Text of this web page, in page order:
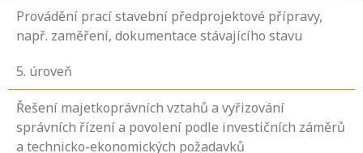
Provádění prací stavební předprojektové přípravy,
např. zaměření, dokumentace stávajícího stavu
5. úroveň
Řešení majetkoprávních vztahů a vyřizování
správních řízení a povolení podle investičních záměrů
a technicko-ekonomických požadavků